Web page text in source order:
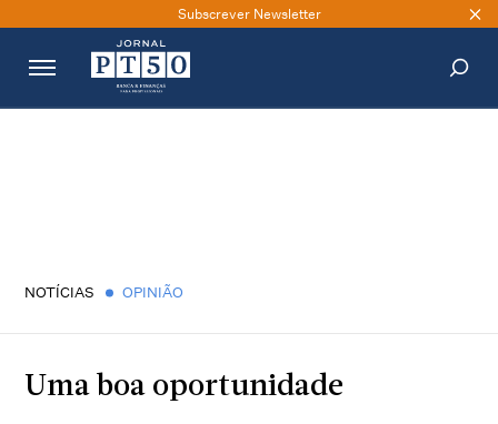
Subscrever Newsletter
NOTÍCIAS OPINIÃO
Uma boa oportunidade